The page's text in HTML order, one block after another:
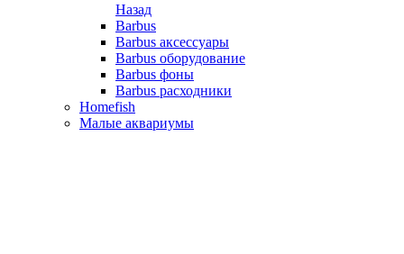
Назад
Barbus
Barbus аксессуары
Barbus оборудование
Barbus фоны
Barbus расходники
Homefish
Малые аквариумы